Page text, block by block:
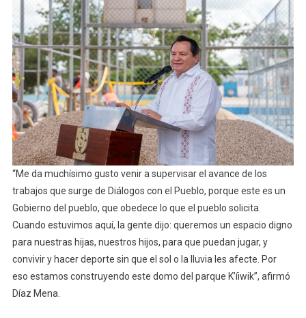
“Me da muchísimo gusto venir a supervisar el avance de los
trabajos que surge de Diálogos con el Pueblo, porque este es un
Gobierno del pueblo, que obedece lo que el pueblo solicita.
Cuando estuvimos aquí, la gente dijo: queremos un espacio digno
para nuestras hijas, nuestros hijos, para que puedan jugar, y
convivir y hacer deporte sin que el sol o la lluvia les afecte. Por
eso estamos construyendo este domo del parque K’íiwik”, afirmó
Díaz Mena.